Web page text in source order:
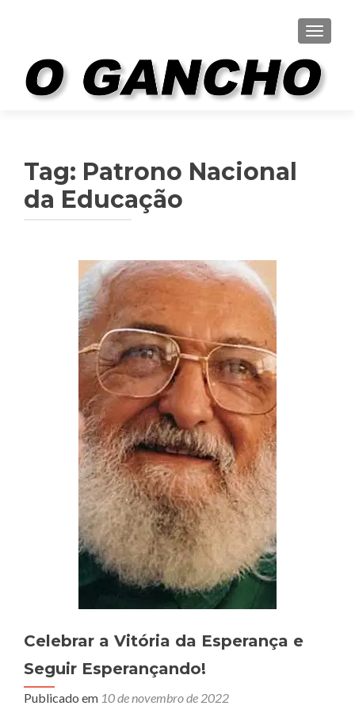
Tag: Patrono Nacional
da Educação
Celebrar a Vitória da Esperança e
Seguir Esperançando!
Publicado em 10 de novembro de 2022